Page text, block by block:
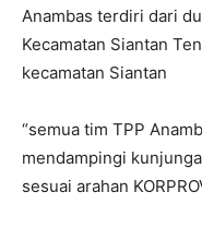
Anambas terdiri dari
Kecamatan Siantan
kecamatan Siantan
“semua tim TPP
mendampingi
sesuai arahan